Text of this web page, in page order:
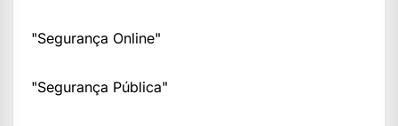
"Segurança Online"
"Segurança Pública"